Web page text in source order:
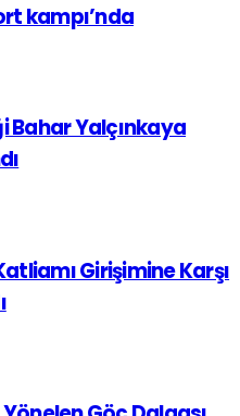
kampı’nda
Bahar Yalçınkaya
Girişimine Karşı